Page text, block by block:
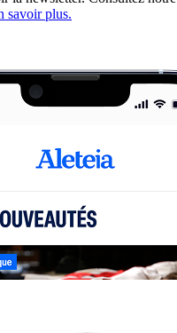
savoir plus.